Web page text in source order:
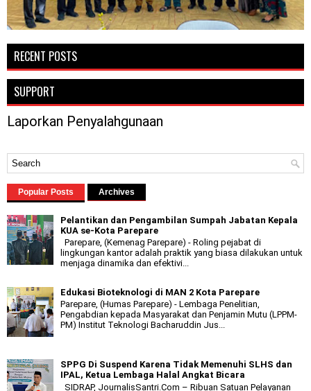
RECENT POSTS
SUPPORT
Laporkan Penyalahgunaan
Popular Posts Archives
Pelantikan dan Pengambilan Sumpah Jabatan Kepala
KUA se-Kota Parepare
Parepare, (Kemenag Parepare) - Roling pejabat di
lingkungan kantor adalah praktik yang biasa dilakukan untuk
menjaga dinamika dan efektivi...
Edukasi Bioteknologi di MAN 2 Kota Parepare
Parepare, (Humas Parepare) - Lembaga Penelitian,
Pengabdian kepada Masyarakat dan Penjamin Mutu (LPPM-
PM) Institut Teknologi Bacharuddin Jus...
SPPG Di Suspend Karena Tidak Memenuhi SLHS dan
IPAL, Ketua Lembaga Halal Angkat Bicara
SIDRAP, JournalisSantri.Com – Ribuan Satuan Pelayanan